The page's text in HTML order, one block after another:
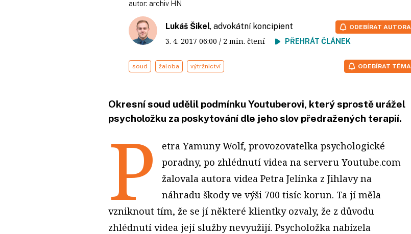
autor: archiv HN
Lukáš Šikel, advokátní koncipient
3. 4. 2017 06:00 / 2 min. čtení PŘEHRÁT ČLÁNEK
ODEBÍRAT AUTORA
soud žaloba výtržnictví ODEBÍRAT TÉMA
Okresní soud udělil podmínku Youtuberovi, který sprostě urážel
psycholožku za poskytování dle jeho slov předražených terapií.
P
etra Yamuny Wolf, provozovatelka psychologické
poradny, po zhlédnutí videa na serveru Youtube.com
žalovala autora videa Petra Jelínka z Jihlavy na
náhradu škody ve výši 700 tisíc korun. Ta jí měla
vzniknout tím, že se jí některé klientky ozvaly, že z důvodu
zhlédnutí videa její služby nevyužijí. Psycholožka nabízela